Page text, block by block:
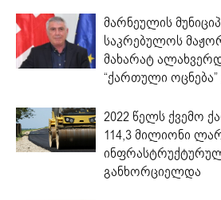
მარნეულის
საკრებულოს
მახარატ
“ქართული
2022 წელს ქვემო
114,3 მილიონი
განხორციელდა